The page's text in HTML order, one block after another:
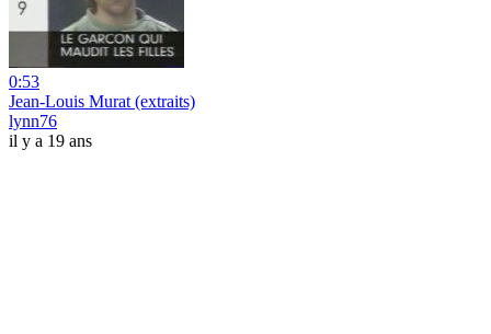
0:53
Jean-Louis Murat (extraits)
lynn76
il y a 19 ans